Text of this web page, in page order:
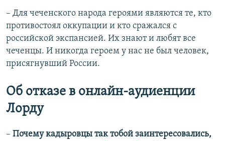
– Для чеченского народа героями являются те, кто
противостоял оккупации и кто сражался с
российской экспансией. Их знают и любят все
чеченцы. И никогда героем у нас не был человек,
присягнувший России.
Об отказе в онлайн-аудиенции
Лорду
– ​ Почему кадыровцы так тобой заинтересовались,